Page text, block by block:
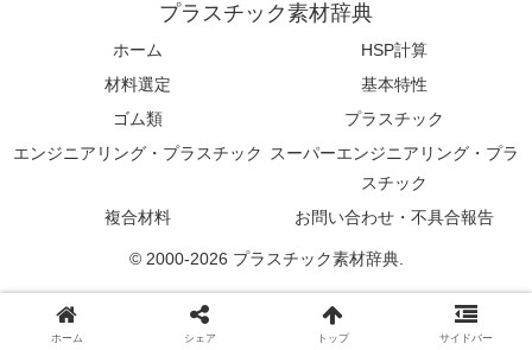
プラスチック素材辞典
ホーム
HSP計算
材料選定
基本特性
ゴム類
プラスチック
エンジニアリング・プラスチック スーパーエンジニアリング・プラ
スチック
複合材料
お問い合わせ・不具合報告
© 2000-2026 プラスチック素材辞典.
ホーム シェア トップ サイドバー